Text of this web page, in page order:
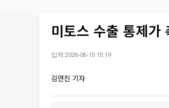
미토스 수출 통제가
입력 2026-06-15 15:19
김연진 기자